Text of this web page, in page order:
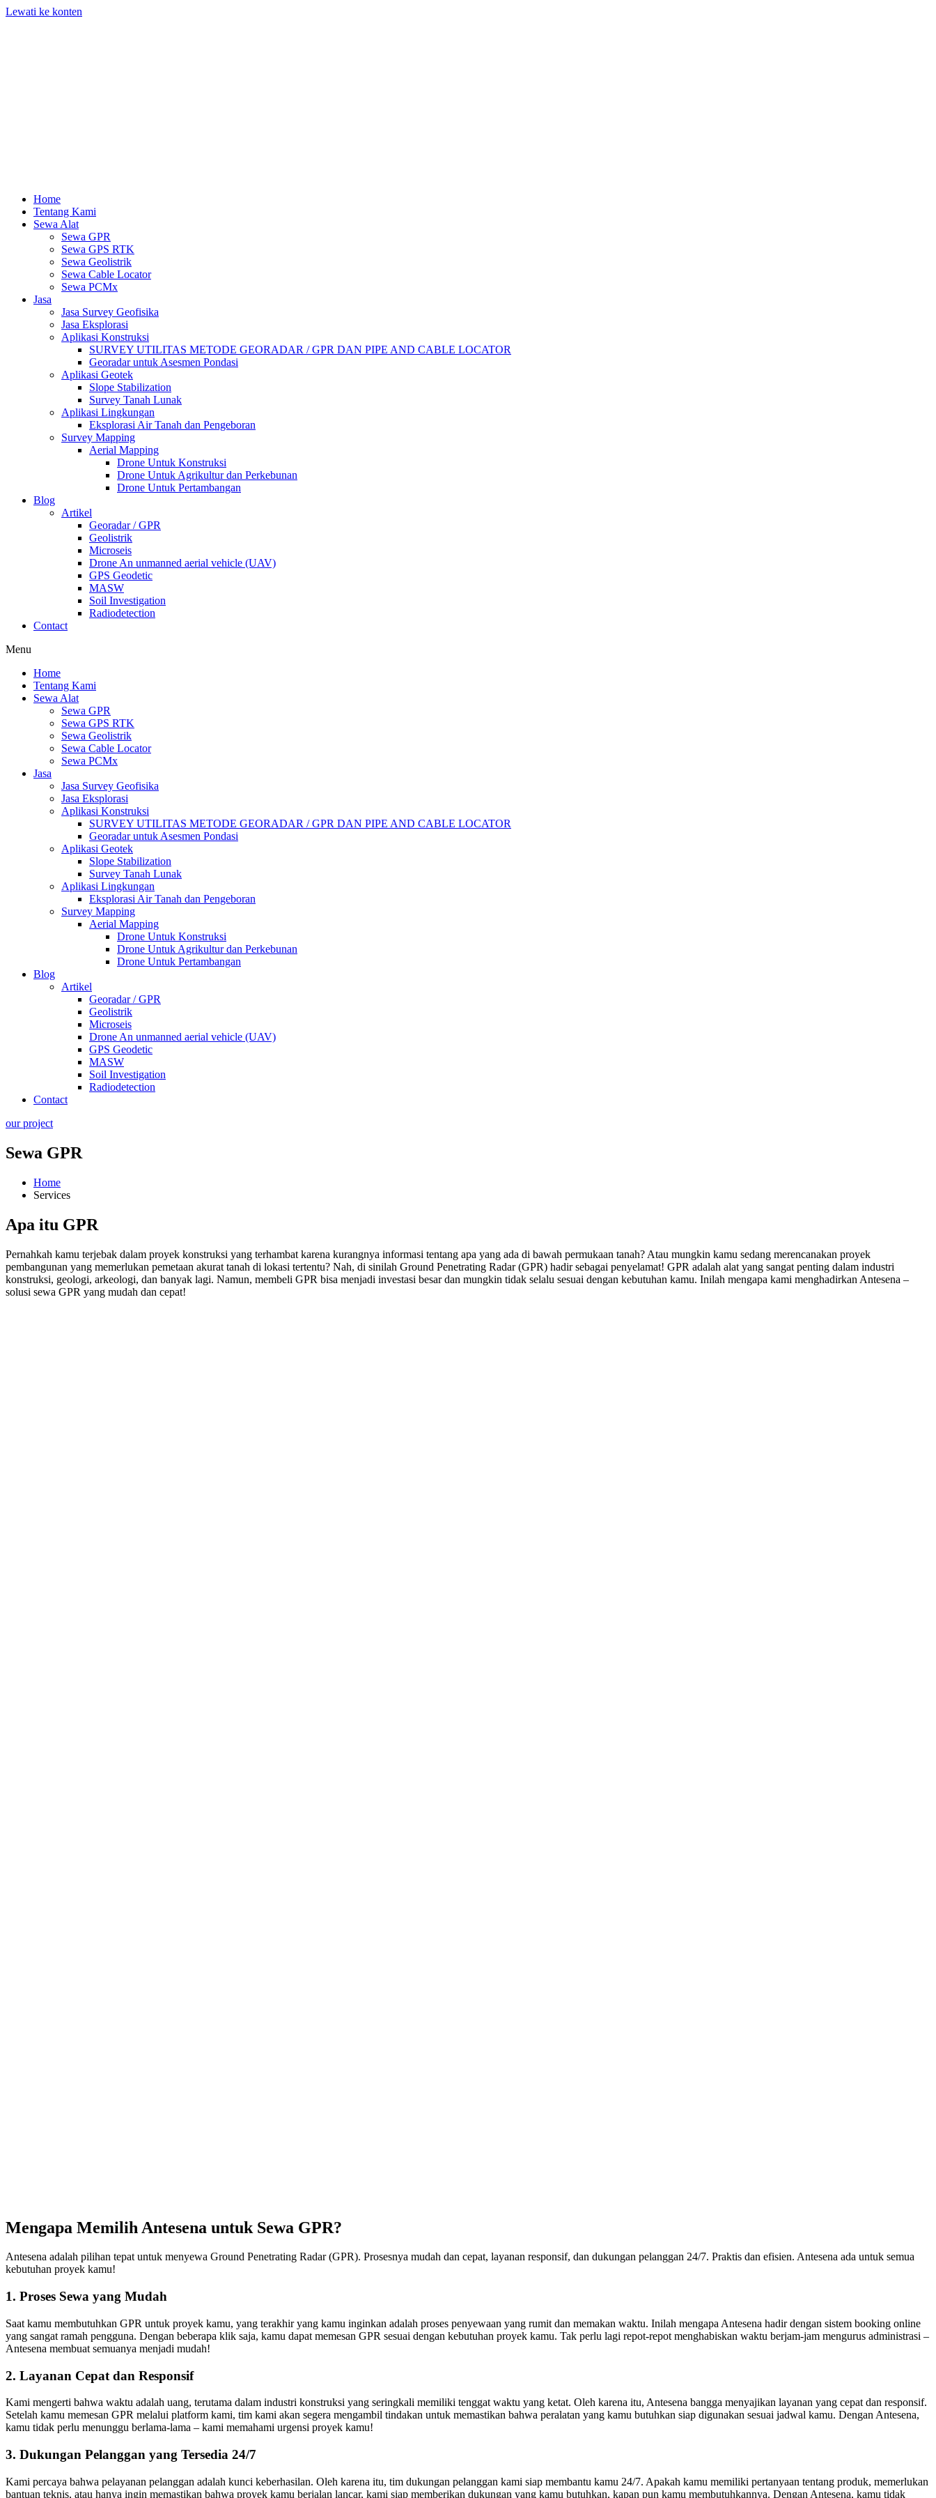
Lewati ke konten
Home
Tentang Kami
Sewa Alat
Sewa GPR
Sewa GPS RTK
Sewa Geolistrik
Sewa Cable Locator
Sewa PCMx
Jasa
Jasa Survey Geofisika
Jasa Eksplorasi
Aplikasi Konstruksi
SURVEY UTILITAS METODE GEORADAR / GPR DAN PIPE AND CABLE LOCATOR
Georadar untuk Asesmen Pondasi
Aplikasi Geotek
Slope Stabilization
Survey Tanah Lunak
Aplikasi Lingkungan
Eksplorasi Air Tanah dan Pengeboran
Survey Mapping
Aerial Mapping
Drone Untuk Konstruksi
Drone Untuk Agrikultur dan Perkebunan
Drone Untuk Pertambangan
Blog
Artikel
Georadar / GPR
Geolistrik
Microseis
Drone An unmanned aerial vehicle (UAV)
GPS Geodetic
MASW
Soil Investigation
Radiodetection
Contact
Menu
Home
Tentang Kami
Sewa Alat
Sewa GPR
Sewa GPS RTK
Sewa Geolistrik
Sewa Cable Locator
Sewa PCMx
Jasa
Jasa Survey Geofisika
Jasa Eksplorasi
Aplikasi Konstruksi
SURVEY UTILITAS METODE GEORADAR / GPR DAN PIPE AND CABLE LOCATOR
Georadar untuk Asesmen Pondasi
Aplikasi Geotek
Slope Stabilization
Survey Tanah Lunak
Aplikasi Lingkungan
Eksplorasi Air Tanah dan Pengeboran
Survey Mapping
Aerial Mapping
Drone Untuk Konstruksi
Drone Untuk Agrikultur dan Perkebunan
Drone Untuk Pertambangan
Blog
Artikel
Georadar / GPR
Geolistrik
Microseis
Drone An unmanned aerial vehicle (UAV)
GPS Geodetic
MASW
Soil Investigation
Radiodetection
Contact
our project
Sewa GPR
Home
Services
Apa itu GPR
Pernahkah kamu terjebak dalam proyek konstruksi yang terhambat karena kurangnya informasi tentang apa yang ada di bawah permukaan tanah? Atau mungkin kamu sedang merencanakan proyek
pembangunan yang memerlukan pemetaan akurat tanah di lokasi tertentu? Nah, di sinilah Ground Penetrating Radar (GPR) hadir sebagai penyelamat! GPR adalah alat yang sangat penting dalam industri
konstruksi, geologi, arkeologi, dan banyak lagi. Namun, membeli GPR bisa menjadi investasi besar dan mungkin tidak selalu sesuai dengan kebutuhan kamu. Inilah mengapa kami menghadirkan Antesena –
solusi sewa GPR yang mudah dan cepat!
Mengapa Memilih Antesena untuk Sewa GPR?
Antesena adalah pilihan tepat untuk menyewa Ground Penetrating Radar (GPR). Prosesnya mudah dan cepat, layanan responsif, dan dukungan pelanggan 24/7. Praktis dan efisien. Antesena ada untuk semua
kebutuhan proyek kamu!
1. Proses Sewa yang Mudah
Saat kamu membutuhkan GPR untuk proyek kamu, yang terakhir yang kamu inginkan adalah proses penyewaan yang rumit dan memakan waktu. Inilah mengapa Antesena hadir dengan sistem booking online
yang sangat ramah pengguna. Dengan beberapa klik saja, kamu dapat memesan GPR sesuai dengan kebutuhan proyek kamu. Tak perlu lagi repot-repot menghabiskan waktu berjam-jam mengurus administrasi –
Antesena membuat semuanya menjadi mudah!
2. Layanan Cepat dan Responsif
Kami mengerti bahwa waktu adalah uang, terutama dalam industri konstruksi yang seringkali memiliki tenggat waktu yang ketat. Oleh karena itu, Antesena bangga menyajikan layanan yang cepat dan responsif.
Setelah kamu memesan GPR melalui platform kami, tim kami akan segera mengambil tindakan untuk memastikan bahwa peralatan yang kamu butuhkan siap digunakan sesuai jadwal kamu. Dengan Antesena,
kamu tidak perlu menunggu berlama-lama – kami memahami urgensi proyek kamu!
3. Dukungan Pelanggan yang Tersedia 24/7
Kami percaya bahwa pelayanan pelanggan adalah kunci keberhasilan. Oleh karena itu, tim dukungan pelanggan kami siap membantu kamu 24/7. Apakah kamu memiliki pertanyaan tentang produk, memerlukan
bantuan teknis, atau hanya ingin memastikan bahwa proyek kamu berjalan lancar, kami siap memberikan dukungan yang kamu butuhkan, kapan pun kamu membutuhkannya. Dengan Antesena, kamu tidak